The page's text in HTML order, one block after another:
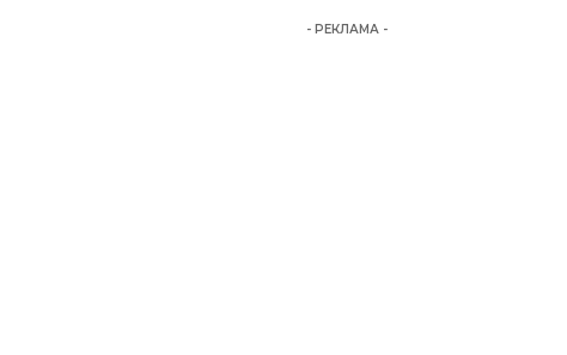
- РЕКЛАМА -